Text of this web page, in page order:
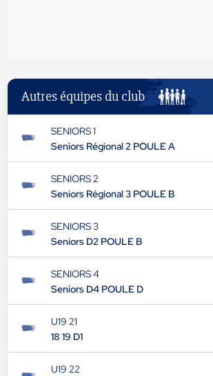
Autres équipes du club
SENIORS 1
Seniors Régional 2 POULE A
SENIORS 2
Seniors Régional 3 POULE B
SENIORS 3
Seniors D2 POULE B
SENIORS 4
Seniors D4 POULE D
U19 21
18 19 D1
U19 22